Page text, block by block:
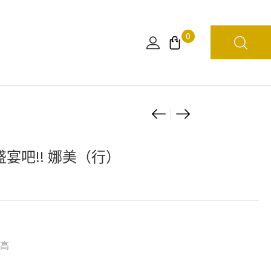
0
Product
G.E.M
[日
吧!! 娜美（行）